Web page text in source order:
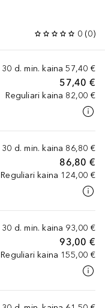
0 (0)
30 d. min. kaina 57,40 €
57,40 €
Reguliari kaina 82,00 €
30 d. min. kaina 86,80 €
86,80 €
Reguliari kaina 124,00 €
30 d. min. kaina 93,00 €
93,00 €
Reguliari kaina 155,00 €